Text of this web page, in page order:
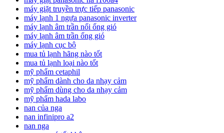
máy giặt truyền trực tiếp panasonic
máy lạnh 1 ngựa panasonic inverter
máy lạnh âm trần nối ống gió
máy lạnh âm trần ống gió
máy lạnh cục bộ
mua tủ lạnh hãng nào tốt
mua tủ lạnh loại nào tốt
mỹ phẩm cetaphil
mỹ phẩm dành cho da nhạy cảm
mỹ phẩm dùng cho da nhạy cảm
mỹ phẩm hada labo
nan của nga
nan infinipro a2
nan nga